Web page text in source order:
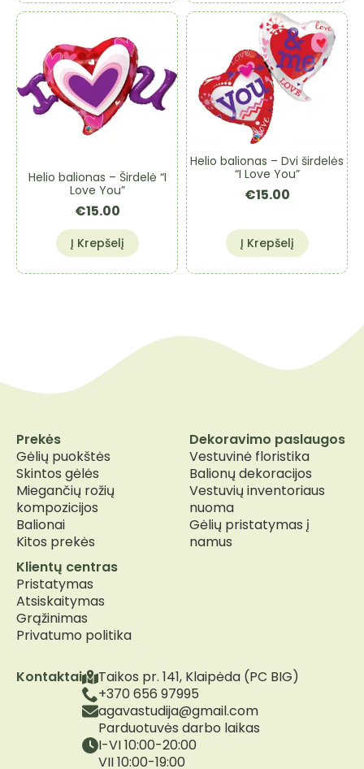
Helio balionas – Širdelė “I
Love You”
€15.00
Į Krepšelį
Helio balionas – Dvi širdelės
“I Love You”
€15.00
Į Krepšelį
Kontaktai
Taikos pr. 141, Klaipėda (PC BIG)
+370 656 97995
agavastudija@gmail.com
Parduotuvės darbo laikas
I-VI 10:00-20:00
VII 10:00-19:00
Prekės
Gėlių puokštės
Skintos gėlės
Miegančių rožių
kompozicijos
Balionai
Kitos prekės
Dekoravimo paslaugos
Vestuvinė floristika
Balionų dekoracijos
Vestuvių inventoriaus
nuoma
Gėlių pristatymas į
namus
Klientų centras
Pristatymas
Atsiskaitymas
Grąžinimas
Privatumo politika